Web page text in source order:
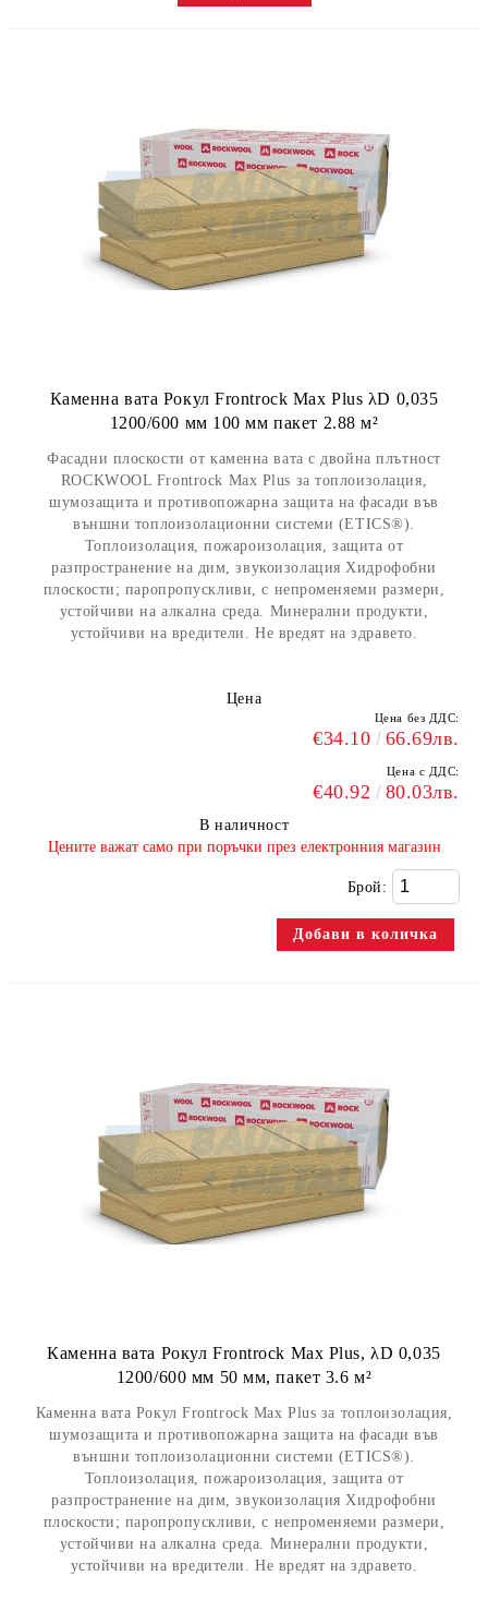
Каменна вата Рокул Frontrock Max Plus λD 0,035
1200/600 мм 100 мм пакет 2.88 м²
Фасадни плоскости от каменна вата с двойна плътност
ROCKWOOL Frontrock Max Plus за топлоизолация,
шумозащита и противопожарна защита на фасади във
външни топлоизолационни системи (ETICS®).
Топлоизолация, пожароизолация, защита от
разпространение на дим, звукоизолация Хидрофобни
плоскости; паропропускливи, с непроменяеми размери,
устойчиви на алкална среда. Минерални продукти,
устойчиви на вредители. Не вредят на здравето.
Цена
Цена без ДДС:
€34.10 66.69лв.
Цена с ДДС:
€40.92 80.03лв.
В наличност
​Цените важат само при поръчки през електронния магазин
Брой:
Каменна вата Рокул Frontrock Max Plus, λD 0,035
1200/600 мм 50 мм, пакет 3.6 м²
Каменна вата Рокул Frontrock Max Plus за топлоизолация,
шумозащита и противопожарна защита на фасади във
външни топлоизолационни системи (ETICS®).
Топлоизолация, пожароизолация, защита от
разпространение на дим, звукоизолация Хидрофобни
плоскости; паропропускливи, с непроменяеми размери,
устойчиви на алкална среда. Минерални продукти,
устойчиви на вредители. Не вредят на здравето.